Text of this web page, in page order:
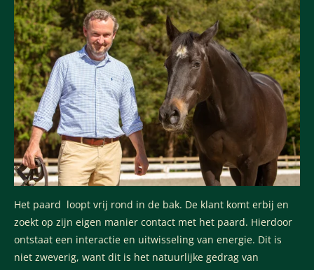
Het paard loopt vrij rond in de bak. De klant komt erbij en
zoekt op zijn eigen manier contact met het paard. Hierdoor
ontstaat een interactie en uitwisseling van energie. Dit is
niet zweverig, want dit is het natuurlijke gedrag van